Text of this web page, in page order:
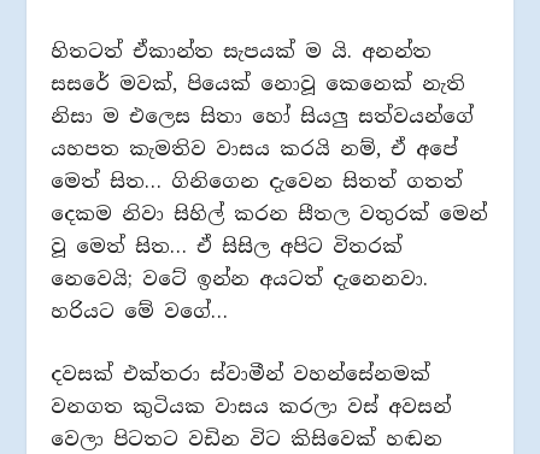
හිතටත් ඒකාන්ත සැපයක් ම යි. අනන්ත
සසරේ මවක්, පියෙක් නොවූ කෙනෙක් නැති
නිසා ම එලෙස සිතා හෝ සියලු‍ සත්වයන්ගේ
යහපත කැමතිව වාසය කරයි නම්, ඒ අපේ
මෙත් සිත… ගිනිගෙන දැවෙන සිතත් ගතත්
දෙකම නිවා සිහිල් කරන සීතල වතුරක් මෙන්
වූ මෙත් සිත… ඒ සිසිල අපිට විතරක්
නෙවෙයි; වටේ ඉන්න අයටත් දැනෙනවා.
හරියට මේ වගේ…
දවසක් එක්තරා ස්වාමීන් වහන්සේනමක්
වනගත කුටියක වාසය කරලා වස් අවසන්
වෙලා පිටතට වඩින විට කිසිවෙක් හඬන